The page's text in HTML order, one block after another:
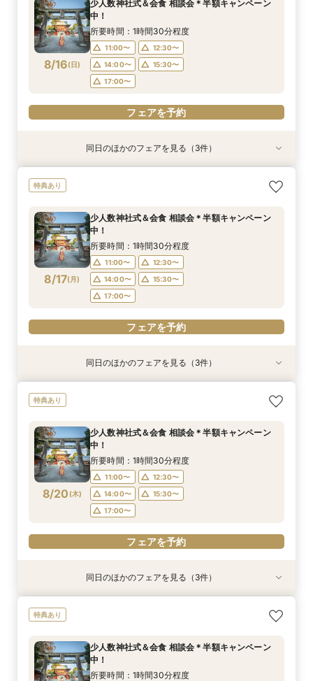
8/15(土)
14:00〜
15:30〜
17:00〜
フェアを予約
8/15(土)
14:00〜
15:30〜
17:00〜
フェアを予約
8/15(土)
フェアを予約
8/16(日)
少人数神社式＆会食 相談会＊半額キャンペーン
中！
所要時間：1時間30分程度
11:00〜
12:30〜
14:00〜
15:30〜
17:00〜
フェアを予約
8/16(日)
【少人数専門】家族に感謝を伝える結婚式＆会食
14:00〜
15:30〜
17:00〜
フェアを予約
8/16(日)
14:00〜
15:30〜
17:00〜
フェアを予約
8/16(日)
大人気！リゾートウエディング相談会（沖縄、北
フェアを予約
同日のほかのフェアを見る（3件）
特典あり
8/17(月)
少人数神社式＆会食 相談会＊半額キャンペーン
中！
所要時間：1時間30分程度
11:00〜
12:30〜
14:00〜
15:30〜
17:00〜
フェアを予約
8/17(月)
【少人数専門】家族に感謝を伝える結婚式＆会食
14:00〜
15:30〜
17:00〜
フェアを予約
8/17(月)
14:00〜
15:30〜
17:00〜
フェアを予約
8/17(月)
大人気！リゾートウエディング相談会（沖縄、北
フェアを予約
同日のほかのフェアを見る（3件）
特典あり
8/20 (木)
少人数神社式＆会食 相談会＊半額キャンペーン
中！
所要時間：1時間30分程度
11:00〜
12:30〜
14:00〜
15:30〜
17:00〜
フェアを予約
8/20(木)
【少人数専門】家族に感謝を伝える結婚式＆会食
14:00〜
15:30〜
8/20(木)
14:00〜
15:30〜
8/20(木)
大人気！リゾートウエディング相談会（沖縄、北
同日のほかのフェアを見る（3件）
特典あり
少人数神社式＆会食 相談会＊半額キャンペーン
中！
所要時間：1時間30分程度